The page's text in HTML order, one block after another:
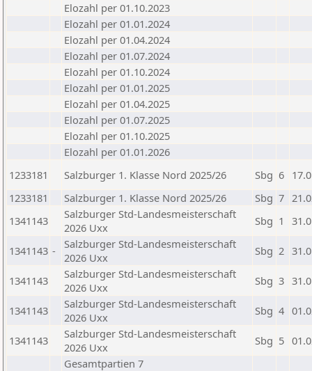
Elozahl per 01.10.2023
Elozahl per 01.01.2024
Elozahl per 01.04.2024
Elozahl per 01.07.2024
Elozahl per 01.10.2024
Elozahl per 01.01.2025
Elozahl per 01.04.2025
Elozahl per 01.07.2025
Elozahl per 01.10.2025
Elozahl per 01.01.2026
1233181
Salzburger 1. Klasse Nord 2025/26 Sbg 6
1233181
Salzburger 1. Klasse Nord 2025/26 Sbg 7
1341143
Salzburger Std-Landesmeisterschaft
2026 Uxx
Sbg 1
1341143 -
Salzburger Std-Landesmeisterschaft
2026 Uxx
Sbg 2
1341143
Salzburger Std-Landesmeisterschaft
2026 Uxx
Sbg 3
1341143
Salzburger Std-Landesmeisterschaft
2026 Uxx
Sbg 4
1341143
Salzburger Std-Landesmeisterschaft
2026 Uxx
Sbg 5
Gesamtpartien 7